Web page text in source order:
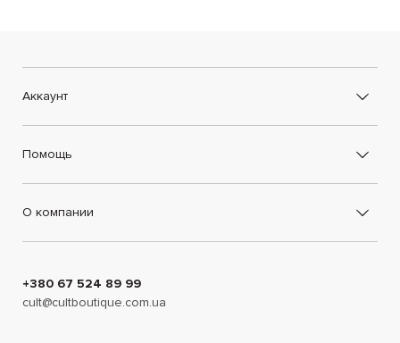
Аккаунт
Помощь
О компании
+380 67 524 89 99
cult@cultboutique.com.ua